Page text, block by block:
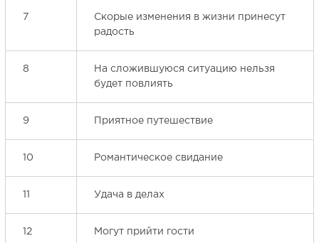
7
Скорые изменения в жизни принесут
радость
8
На сложившуюся ситуацию нельзя
будет повлиять
9 Приятное путешествие
10 Романтическое свидание
11 Удача в делах
12 Могут прийти гости